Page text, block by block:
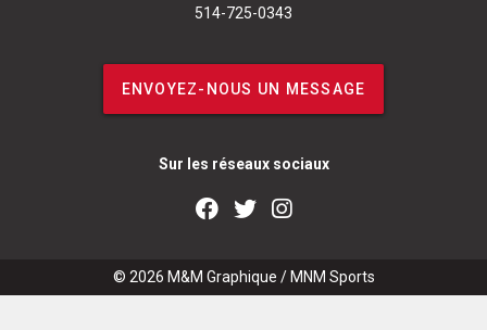
514-725-0343
ENVOYEZ-NOUS UN MESSAGE
Sur les réseaux sociaux
© 2026 M&M Graphique / MNM Sports